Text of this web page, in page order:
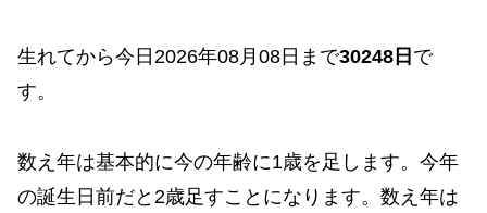
生れてから今日2026年08月08日まで30248日 で
す。
数え年は基本的に今の年齢に1歳を足します。今年
の誕生日前だと2歳足すことになります。数え年は